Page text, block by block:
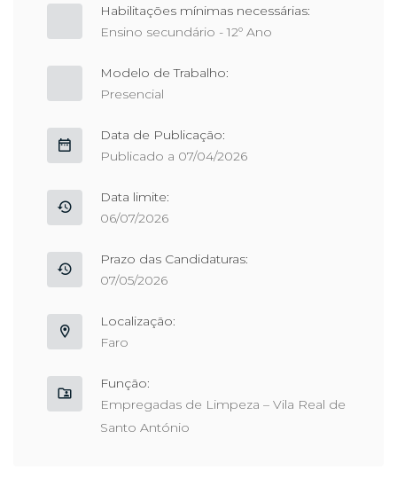
Habilitações mínimas necessárias:
Ensino secundário - 12º Ano
Modelo de Trabalho:
Presencial
Data de Publicação:
Publicado a 07/04/2026
Data limite:
06/07/2026
Prazo das Candidaturas:
07/05/2026
Localização:
Faro
Função:
Empregadas de Limpeza – Vila Real de
Santo António